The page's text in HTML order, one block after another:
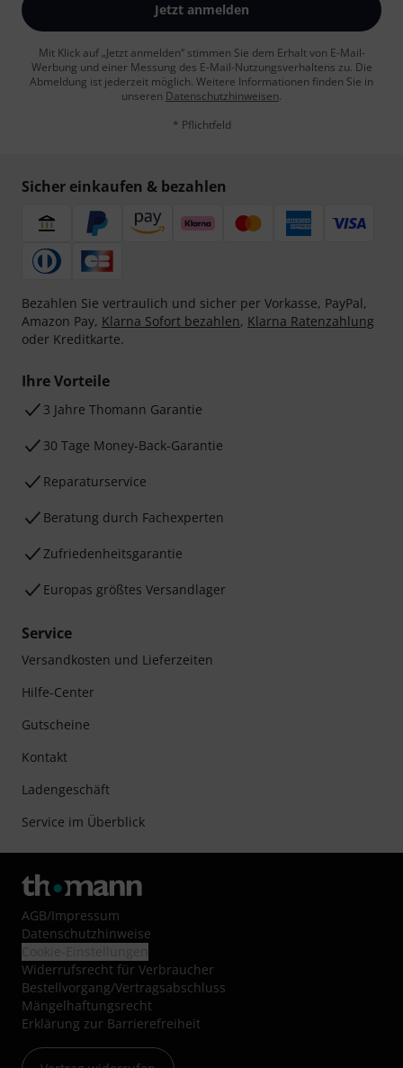
Jetzt anmelden
Mit Klick auf „Jetzt anmelden“ stimmen Sie dem Erhalt von E-Mail-
Werbung und einer Messung des E-Mail-Nutzungsverhaltens zu. Die
Abmeldung ist jederzeit möglich. Weitere Informationen finden Sie in
unseren Datenschutzhinweisen.
* Pflichtfeld
Sicher einkaufen & bezahlen
Bezahlen Sie vertraulich und sicher per Vorkasse, PayPal,
Amazon Pay, Klarna Sofort bezahlen, Klarna Ratenzahlung
oder Kreditkarte.
Ihre Vorteile
3 Jahre Thomann Garantie
30 Tage Money-Back-Garantie
Reparaturservice
Beratung durch Fachexperten
Zufriedenheitsgarantie
Europas größtes Versandlager
Service
Versandkosten und Lieferzeiten
Hilfe-Center
Gutscheine
Kontakt
Ladengeschäft
Service im Überblick
AGB/Impressum
Datenschutzhinweise
Widerrufsrecht für Verbraucher
Bestellvorgang/Vertragsabschluss
Mängelhaftungsrecht
Erklärung zur Barrierefreiheit